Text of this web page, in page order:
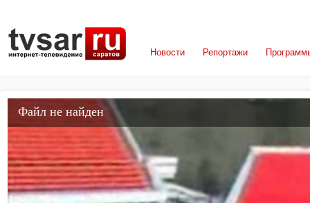
Новости Репортажи
Файл не найден